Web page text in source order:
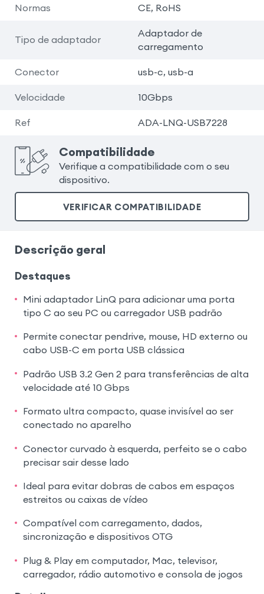
Normas CE, RoHS
Tipo de adaptador
Adaptador de
carregamento
Conector usb-c, usb-a
Velocidade 10Gbps
Ref ADA-LNQ-USB7228
Compatibilidade
Verifique a compatibilidade com o seu
dispositivo.
VERIFICAR COMPATIBILIDADE
Descrição geral
Destaques
Mini adaptador LinQ para adicionar uma porta
tipo C ao seu PC ou carregador USB padrão
Permite conectar pendrive, mouse, HD externo ou
cabo USB-C em porta USB clássica
Padrão USB 3.2 Gen 2 para transferências de alta
velocidade até 10 Gbps
Formato ultra compacto, quase invisível ao ser
conectado no aparelho
Conector curvado à esquerda, perfeito se o cabo
precisar sair desse lado
Ideal para evitar dobras de cabos em espaços
estreitos ou caixas de vídeo
Compatível com carregamento, dados,
sincronização e dispositivos OTG
Plug & Play em computador, Mac, televisor,
carregador, rádio automotivo e consola de jogos